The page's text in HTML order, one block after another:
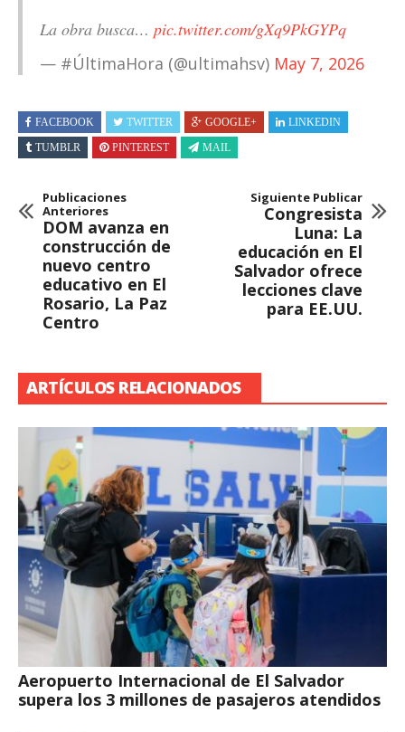
La obra busca… pic.twitter.com/gXq9PkGYPq
— #ÚltimaHora (@ultimahsv) May 7, 2026
FACEBOOK TWITTER GOOGLE+
LINKEDIN
TUMBLR
PINTEREST MAIL
Publicaciones
Anteriores
DOM avanza en
construcción de
nuevo centro
educativo en El
Rosario, La Paz
Centro
Siguiente Publicar
Congresista
Luna: La
educación en El
Salvador ofrece
lecciones clave
para EE.UU.
ARTÍCULOS RELACIONADOS
Aeropuerto Internacional de El Salvador
supera los 3 millones de pasajeros atendidos